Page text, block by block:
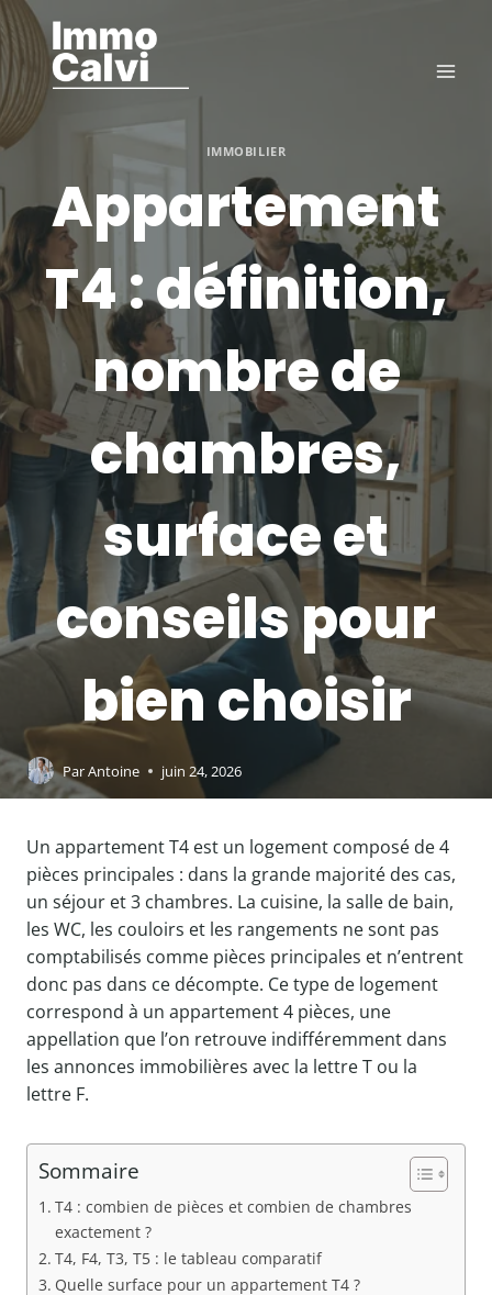
Aller
au
contenu
IMMOBILIER
Appartement
T4 : définition,
nombre de
chambres,
surface et
conseils pour
bien choisir
ParAntoine juin 24, 2026
Un appartement T4 est un logement composé de 4
pièces principales : dans la grande majorité des cas,
un séjour et 3 chambres. La cuisine, la salle de bain,
les WC, les couloirs et les rangements ne sont pas
comptabilisés comme pièces principales et n’entrent
donc pas dans ce décompte. Ce type de logement
correspond à un appartement 4 pièces, une
appellation que l’on retrouve indifféremment dans
les annonces immobilières avec la lettre T ou la
lettre F.
Sommaire
T4 : combien de pièces et combien de chambres
exactement ?
T4, F4, T3, T5 : le tableau comparatif
Quelle surface pour un appartement T4 ?